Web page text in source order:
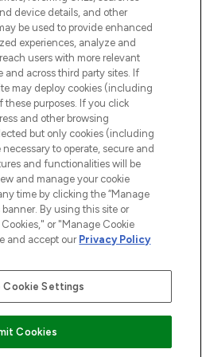
Einwilligung
Share My Personal
device details, and other
be used to provide enhanced
experiences, analyze and
users with more relevant
and across third party sites. If
may deploy cookies (including
these purposes. If you click
and other browsing
but only cookies (including
to operate, secure and
and functionalities will be
and manage your cookie
time by clicking the “Manage
By using this site or
or "Manage Cookie
and accept our Privacy Policy
Cookie Settings
Cookies